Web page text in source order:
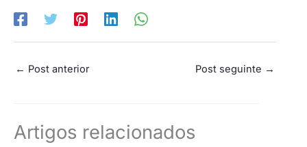
← Post anterior Post seguinte →
Artigos relacionados